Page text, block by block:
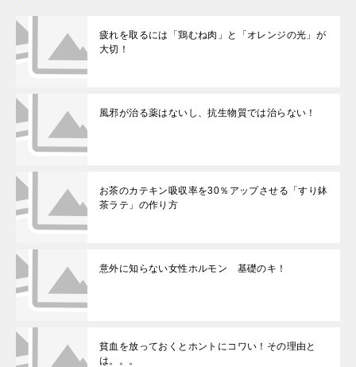
疲れを取るには「鶏むね肉」と「オレンジの光」が
大切！
風邪が治る薬はないし、抗生物質では治らない！
お茶のカテキン吸収率を30％アップさせる「すり鉢
茶ラテ」の作り方
意外に知らない女性ホルモン 基礎のキ！
貧血を放っておくとホントにコワい！その理由と
は。。。